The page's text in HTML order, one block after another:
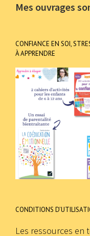
Mes ouvrages
CONFIANCE EN SOI,
À APPRENDRE
CONDITIONS
Les ressources